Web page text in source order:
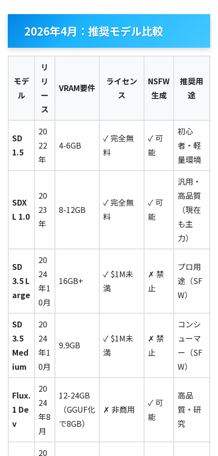
2026年4月：推奨モデル比較
モデ
ル
リ
リ
ー
ス
VRAM要件
ライセン
ス
NSFW
生成
推奨用
途
SD
1.5
20
22
年
4-6GB
✓ 完全無
料
✓ 可
能
初心
者・軽
量環境
SDX
L 1.0
20
23
年
8-12GB
✓ 完全無
料
✓ 可
能
汎用・
高品質
（現在
も主
力）
SD
3.5 L
arge
20
24
年1
0月
16GB+
✓ $1M未
満
✗ 禁
止
プロ用
途（SF
W）
SD
3.5
Med
ium
20
24
年1
0月
9.9GB
✓ $1M未
満
✗ 禁
止
コンシ
ューマ
ー（SF
W）
Flux.
1 De
v
20
24
年8
月
12-24GB
（GGUF化
で8GB）
✗ 非商用
✓ 可
能
高品
質・研
究
20